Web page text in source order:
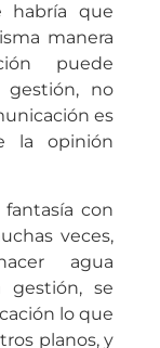
habría que
manera
puede
gestión, no
es
la opinión
con
veces,
agua
se
lo que
planos, y